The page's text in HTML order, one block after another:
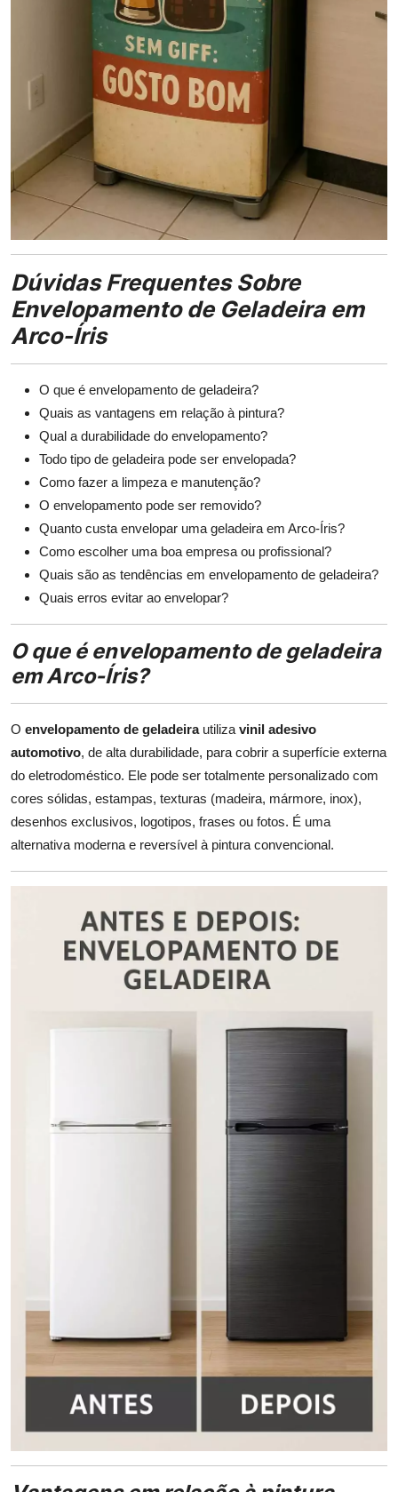
Dúvidas Frequentes Sobre
Envelopamento de Geladeira em
Arco-Íris
O que é envelopamento de geladeira?
Quais as vantagens em relação à pintura?
Qual a durabilidade do envelopamento?
Todo tipo de geladeira pode ser envelopada?
Como fazer a limpeza e manutenção?
O envelopamento pode ser removido?
Quanto custa envelopar uma geladeira em Arco-Íris?
Como escolher uma boa empresa ou profissional?
Quais são as tendências em envelopamento de geladeira?
Quais erros evitar ao envelopar?
O que é envelopamento de geladeira
em Arco-Íris?
O envelopamento de geladeirautiliza vinil adesivo
automotivo, de alta durabilidade, para cobrir a superfície externa
do eletrodoméstico. Ele pode ser totalmente personalizado com
cores sólidas, estampas, texturas (madeira, mármore, inox),
desenhos exclusivos, logotipos, frases ou fotos. É uma
alternativa moderna e reversível à pintura convencional.